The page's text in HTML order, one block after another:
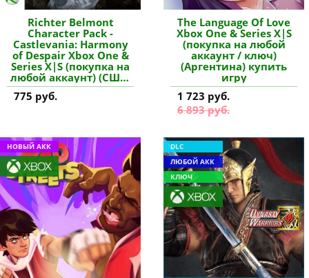
Richter Belmont
Character Pack -
Castlevania: Harmony
of Despair Xbox One &
Series X|S (покупка на
любой аккаунт) (США)
купить дополнение
775 руб.
The Language Of Love
Xbox One & Series X|S
(покупка на любой
аккаунт / ключ)
(Аргентина) купить
игру
1 723 руб.
6 893 руб.
НОВЫЙ АКК
DLC
ЛЮБОЙ АКК
КЛЮЧ